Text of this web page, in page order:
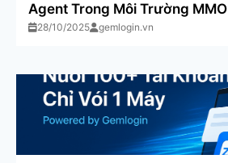
Agent Trong Môi Trường MMO
28/10/2025 gemlogin.vn